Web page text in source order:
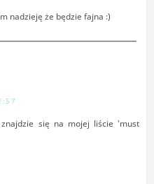
nadzieję że będzie fajna :)
się na mojej liście 'must